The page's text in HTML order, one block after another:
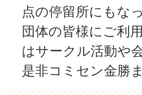
点の停留所にもな
団体の皆様にご利
はサークル活動や
是非コミセン金勝